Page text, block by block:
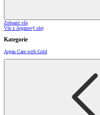
Zobrazit vše
Vše z Arganový olej
Kategorie
Argan Care with Gold